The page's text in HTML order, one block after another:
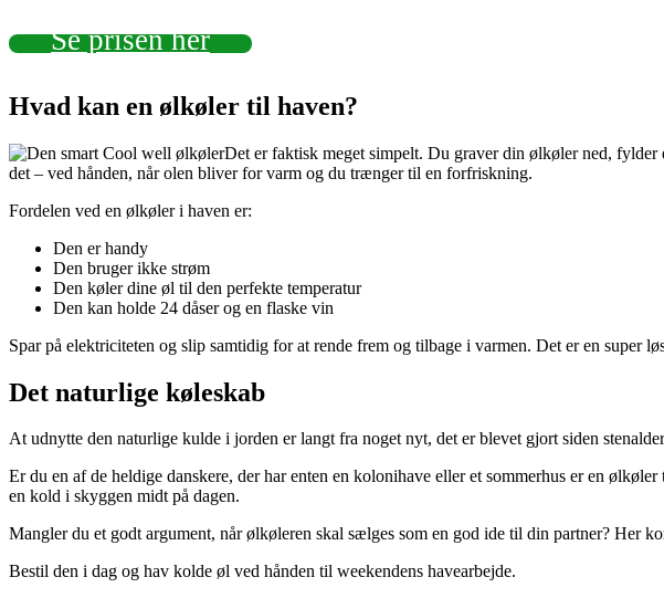
Se prisen her
Hvad kan en ølkøler til haven?
Det er faktisk meget simpelt. Du graver din ølkøler ned,
det – ved hånden, når olen bliver for varm og du trænger til en forfriskning.
Fordelen ved en ølkøler i haven er:
Den er handy
Den bruger ikke strøm
Den køler dine øl til den perfekte temperatur
Den kan holde 24 dåser og en flaske vin
Spar på elektriciteten og slip samtidig for at rende frem og tilbage i varmen. Det er en super
Det naturlige køleskab
At udnytte den naturlige kulde i jorden er langt fra noget nyt, det er blevet gjort siden
Er du en af de heldige danskere, der har enten en kolonihave eller et sommerhus er en
en kold i skyggen midt på dagen.
Mangler du et godt argument, når ølkøleren skal sælges som en god ide til din partner? Her
Bestil den i dag og hav kolde øl ved hånden til weekendens havearbejde.